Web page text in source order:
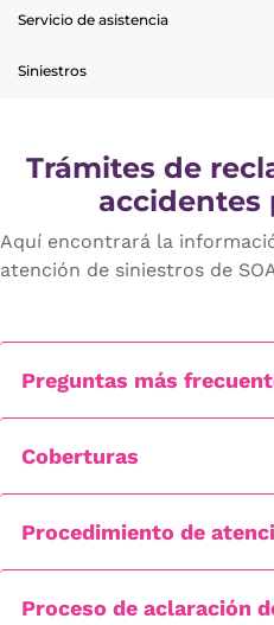
Servicio de asistencia
Siniestros
Trámites de
accidentes
Aquí encontrará la
atención de siniestros de
Preguntas más
Coberturas
Procedimiento de
Proceso de aclaración